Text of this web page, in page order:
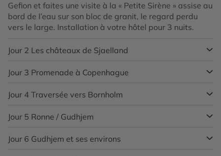
Gefion et faites une visite à la « Petite Sirène » assise au
bord de l’eau sur son bloc de granit, le regard perdu
vers le large. Installation à votre hôtel pour 3 nuits.
Jour 2 Les châteaux de Sjaelland
Petit déjeuner à l’hôtel. Départ pour Hillerod. Vous
pourrez admirer le château de Frederiksborg et sa
chapelle. Route pour Fredensborg, arrêt au château de
Fredensborg, résidence d’été de la famille royale et son
parc. Route vers Helsingør en empruntant la route
côtière de Strandvejen. Balade à pied à Helsingør
(Elseneur) jusqu’au château Renaissance de Kronborg,
dont la construction remonte à 1500 et dont
Jour 3 Promenade à Copenhague
Petit déjeuner à l’hôtel. La capitale regorge de
nouveaux endroits à découvrir : pourquoi ne pas faire
un tour à l’opéra, visiter le quartier hippie de Christiania
ou encore la brasserie Carlsberg pour en comprendre
les secrets de fabrication ? Vous pouvez également
repérer en ville tous les nouveaux bâtiments au design
Jour 4 Traversée vers Bornholm
Petit déjeuner à l’hôtel. Rendez-vous à la gare centrale
de Copenhague d’où part un bus vers la Suède : vous
empruntez le célèbre Øresundbron, à la fois pont et
tunnel reliant Copenhague et Malmö. Une fois de l’autre
Jour 5 Ronne / Gudhjem
Petit déjeuner à l’hôtel. Il est temps de vous aventurer
sur les sentiers de Bornholm ! L’île au large de la côte
Jour 6 Gudhjem et ses environs